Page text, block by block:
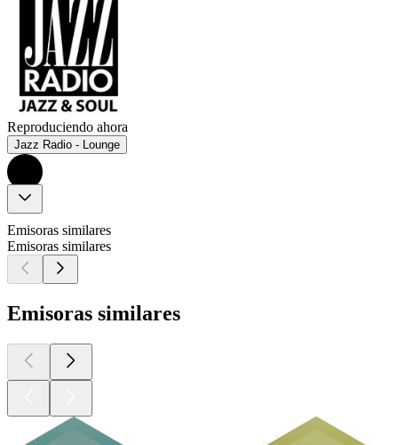
Reproduciendo ahora
Jazz Radio - Lounge
Emisoras similares
Emisoras similares
Emisoras similares